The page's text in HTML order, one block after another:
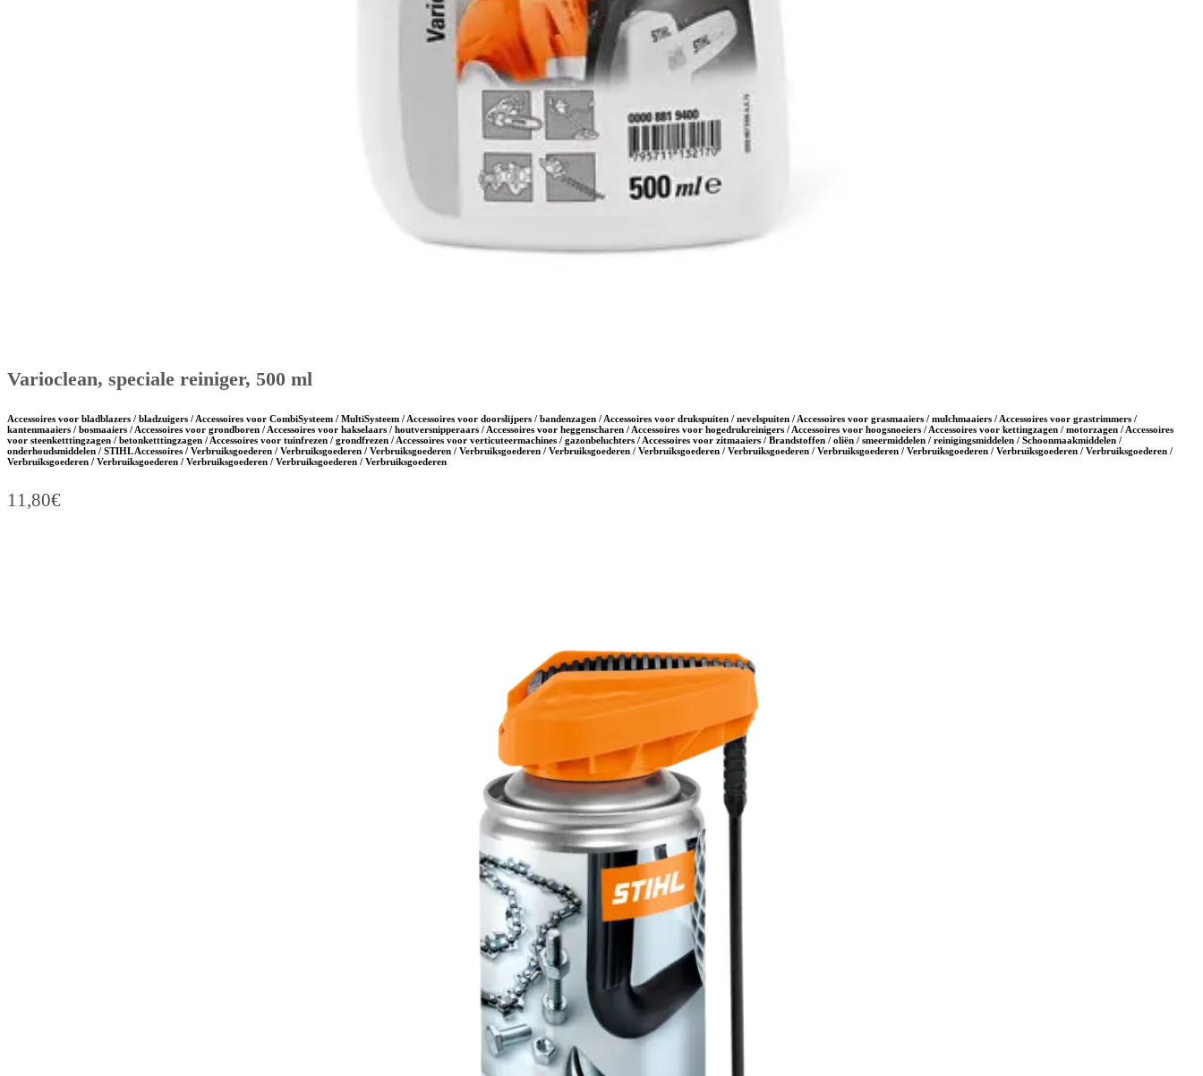
Varioclean, speciale reiniger, 500 ml
Accessoires voor bladblazers / bladzuigers / Accessoires voor CombiSysteem / MultiSysteem / Accessoires voor doorslijpers / bandenzagen / Accessoires voor drukspuiten / nevelspuiten / Accessoires voor grasmaaiers / mulchmaaiers / Accessoires voor grastrimmers /
kantenmaaiers / bosmaaiers / Accessoires voor grondboren / Accessoires voor hakselaars / houtversnipperaars / Accessoires voor heggenscharen / Accessoires voor hogedrukreinigers / Accessoires voor hoogsnoeiers / Accessoires voor kettingzagen / motorzagen / Accessoires
voor steenketttingzagen / betonketttingzagen / Accessoires voor tuinfrezen / grondfrezen / Accessoires voor verticuteermachines / gazonbeluchters / Accessoires voor zitmaaiers / Brandstoffen / oliën / smeermiddelen / reinigingsmiddelen / Schoonmaakmiddelen /
onderhoudsmiddelen / STIHL Accessoires / Verbruiksgoederen / Verbruiksgoederen / Verbruiksgoederen / Verbruiksgoederen / Verbruiksgoederen / Verbruiksgoederen / Verbruiksgoederen / Verbruiksgoederen / Verbruiksgoederen / Verbruiksgoederen / Verbruiksgoederen /
Verbruiksgoederen / Verbruiksgoederen / Verbruiksgoederen / Verbruiksgoederen / Verbruiksgoederen
11,80€